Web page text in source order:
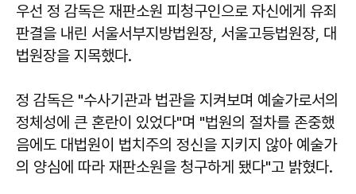
우선 정 감독은 재판소원 피청구인으로 자신에게 유죄
판결을 내린 서울서부지방법원장, 서울고등법원장, 대
법원장을 지목했다.
정 감독은 "수사기관과 법관을 지켜보며 예술가로서의
정체성에 큰 혼란이 있었다"며 "법원의 절차를 존중했
음에도 대법원이 법치주의 정신을 지키지 않아 예술가
의 양심에 따라 재판소원을 청구하게 됐다"고 밝혔다.